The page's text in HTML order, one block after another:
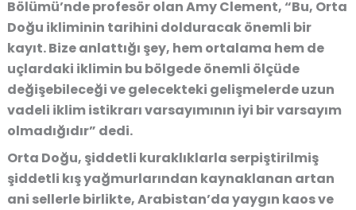
Bölümü’nde profesör olan Amy Clement, “Bu, Orta
Doğu ikliminin tarihini dolduracak önemli bir
kayıt. Bize anlattığı şey, hem ortalama hem de
uçlardaki iklimin bu bölgede önemli ölçüde
değişebileceği ve gelecekteki gelişmelerde uzun
vadeli iklim istikrarı varsayımının iyi bir varsayım
olmadığıdır” dedi.
Orta Doğu, şiddetli kuraklıklarla serpiştirilmiş
şiddetli kış yağmurlarından kaynaklanan artan
ani sellerle birlikte, Arabistan’da yaygın kaos ve